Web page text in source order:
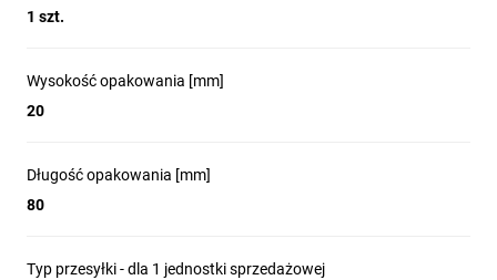
1 szt.
Wysokość opakowania [mm]
20
Długość opakowania [mm]
80
Typ przesyłki - dla 1 jednostki sprzedażowej